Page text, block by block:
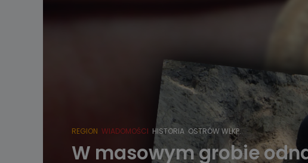
REGION WIADOMOŚCI HISTORIA OSTRÓW WLKP.
W masowym grobie